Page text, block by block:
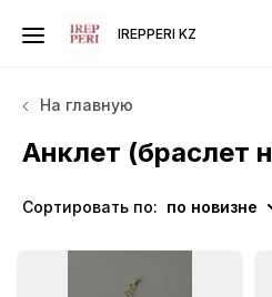
IREPPERI KZ
На главную
Анклет (браслет
Сортировать по: по новизне